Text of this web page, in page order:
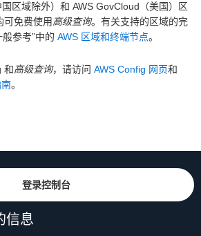
区域除外）和 AWS GovCloud（美国）区
可免费使用高级查询。有关支持的区域的完
参考”中的 AWS 区域和终端节点。
和高级查询，请访问 AWS Config 网页和
。
登录控制台
信息